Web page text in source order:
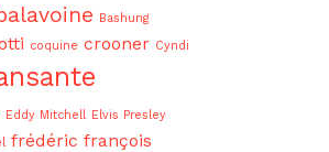
Bashung
coquine crooner Cyndi
Eddy Mitchell Elvis Presley
frédéric françois